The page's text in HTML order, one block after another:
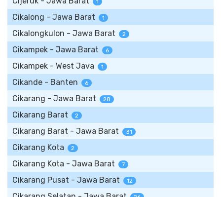
1
Cikalong - Jawa Barat 1
Cikalongkulon - Jawa Barat 2
Cikampek - Jawa Barat 6
Cikampek - West Java 1
Cikande - Banten 6
Cikarang - Jawa Barat 28
Cikarang Barat 2
Cikarang Barat - Jawa Barat 31
Cikarang Kota 2
Cikarang Kota - Jawa Barat 7
Cikarang Pusat - Jawa Barat 12